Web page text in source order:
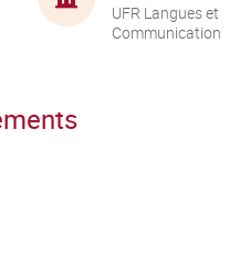
UFR Langues et
Communication